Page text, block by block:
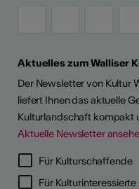
Aktuelles zum Walliser
Der Newsletter von Kultur
liefert Ihnen das aktuelle
Kulturlandschaft kompakt
Aktuelle Newsletter
Für Kulturschaffende
Für Kulturinteressierte